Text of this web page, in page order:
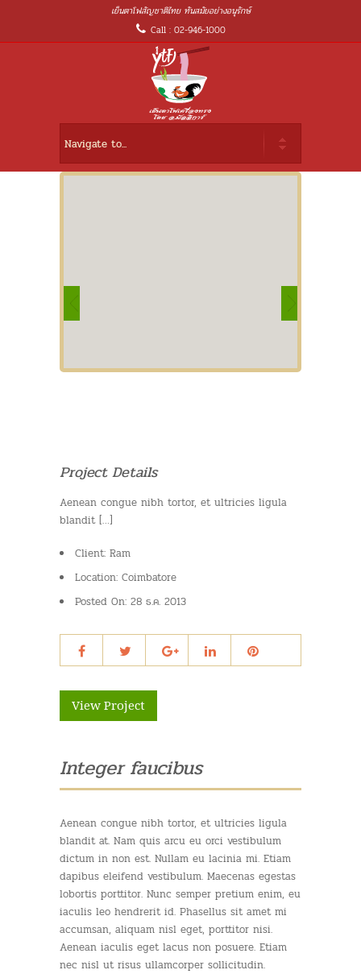
เย็นตาโฟสัญชาติไทย ทันสมัยอย่างอนุรักษ์
Call : 02-946-1000
Project Details
Aenean congue nibh tortor, et ultricies ligula
blandit […]
Client: Ram
Location: Coimbatore
Posted On: 28 ธ.ค. 2013
View Project
Integer faucibus
Aenean congue nibh tortor, et ultricies ligula
blandit at. Nam quis arcu eu orci vestibulum
dictum in non est. Nullam eu lacinia mi. Etiam
dapibus eleifend vestibulum. Maecenas egestas
lobortis porttitor. Nunc semper pretium enim, eu
iaculis leo hendrerit id. Phasellus sit amet mi
accumsan, aliquam nisl eget, porttitor nisi.
Aenean iaculis eget lacus non posuere. Etiam
nec nisl ut risus ullamcorper sollicitudin.